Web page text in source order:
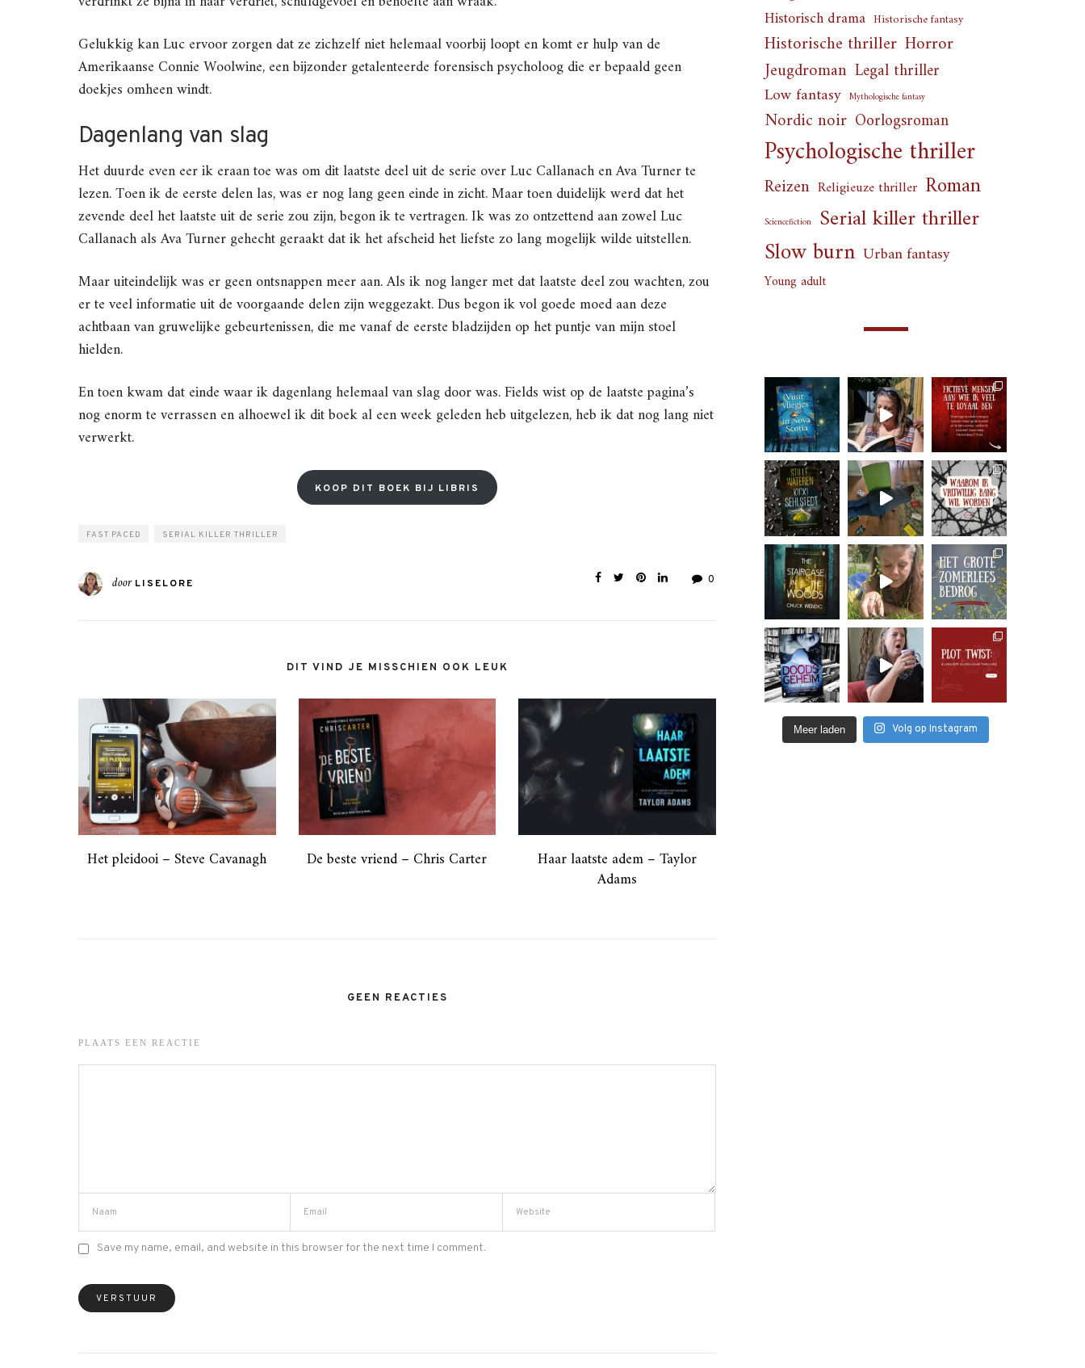
Gelukkig kan Luc ervoor zorgen dat ze zichzelf niet helemaal voorbij loopt en komt er hulp van de
Amerikaanse Connie Woolwine, een bijzonder getalenteerde forensisch psycholoog die er bepaald geen
doekjes omheen windt.
Dagenlang van slag
Het duurde even eer ik eraan toe was om dit laatste deel uit de serie over Luc Callanach en Ava Turner te
lezen. Toen ik de eerste delen las, was er nog lang geen einde in zicht. Maar toen duidelijk werd dat het
zevende deel het laatste uit de serie zou zijn, begon ik te vertragen. Ik was zo ontzettend aan zowel Luc
Callanach als Ava Turner gehecht geraakt dat ik het afscheid het liefste zo lang mogelijk wilde uitstellen.
Maar uiteindelijk was er geen ontsnappen meer aan. Als ik nog langer met dat laatste deel zou wachten, zou
er te veel informatie uit de voorgaande delen zijn weggezakt. Dus begon ik vol goede moed aan deze
achtbaan van gruwelijke gebeurtenissen, die me vanaf de eerste bladzijden op het puntje van mijn stoel
hielden.
En toen kwam dat einde waar ik dagenlang helemaal van slag door was. Fields wist op de laatste pagina’s
nog enorm te verrassen en alhoewel ik dit boek al een week geleden heb uitgelezen, heb ik dat nog lang niet
verwerkt.
KOOP DIT BOEK BIJ LIBRIS
FAST PACED SERIAL KILLER THRILLER
door LISELORE 0
DIT VIND JE MISSCHIEN OOK LEUK
Het pleidooi – Steve Cavanagh De beste vriend – Chris Carter
Haar laatste adem – Taylor
Adams
GEEN REACTIES
PLAATS EEN REACTIE
Save my name, email, and website in this browser for the next time I comment.
Historisch drama Historische fantasy
Historische thriller Horror
Jeugdroman Legal thriller
Low fantasy Mythologische fantasy
Nordic noir Oorlogsroman
Psychologische thriller
Reizen Religieuze thriller Roman
Sciencefiction Serial killer thriller
Slow burn Urban fantasy
Young adult
Meer laden Volg op Instagram